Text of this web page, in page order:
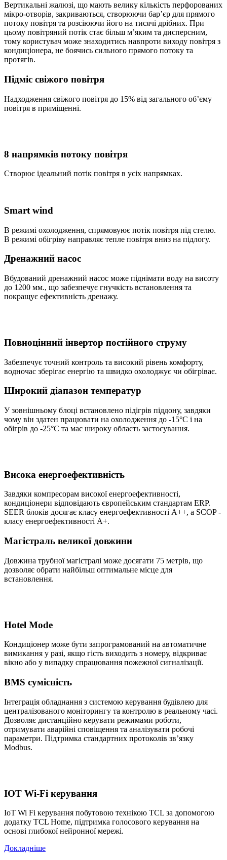
Вертикальні жалюзі, що мають велику кількість перфорованих
мікро-отворів, закриваються, створюючи бар’єр для прямого
потоку повітря та розсіюючи його на тисячі дрібних. При
цьому повітряний потік стає більш м’яким та дисперсним,
тому користувач може знаходитись навпроти виходу повітря з
кондиціонера, не боячись сильного прямого потоку та
протягів.
Підміс свіжого повітря
Надходження свіжого повітря до 15% від загального об’єму
повітря в приміщенні.
8 напрямків потоку повітря
Створює ідеальний потік повітря в усіх напрямках.
Smart wind
В режимі охолодження, спрямовуює потік повітря під стелю.
В режимі обігріву направляє тепле повітря вниз на підлогу.
Дренажний насос
Вбудований дренажний насос може піднімати воду на висоту
до 1200 мм., що забезпечує гнучкість встановлення та
покращує ефективність дренажу.
Повноцінний інвертор постійного струму
Забезпечує точний контроль та високий рівень комфорту,
водночас зберігає енергію та швидко охолоджує чи обігріває.
Широкий діапазон температур
У зовнішньому блоці встановлено підігрів піддону, завдяки
чому він здатен працювати на охолодження до -15°С і на
обігрів до -25°С та має широку область застосування.
Висока енергоефективність
Завдяки компресорам високої енергоефективності,
кондиціонери відповідають європейським стандартам ERP.
SEER блоків досягає класу енергоефективності А++, а SCOP -
класу енергоефективності А+.
Магістраль великої довжини
Довжина трубної магістралі може досягати 75 метрів, що
дозволяє обрати найбільш оптимальне місце для
встановлення.
Hotel Mode
Кондиціонер може бути запрограмований на автоматичне
вимикання у разі, якщо гість виходить з номеру, відкриває
вікно або у випадку спрацювання пожежної сигналізації.
BMS сумісність
Інтеграція обладнання з системою керування будівлею для
централізованого моніторингу та контролю в реальному часі.
Дозволяє дистанційно керувати режимами роботи,
отримувати аварійні сповіщення та аналізувати робочі
параметри. Підтримка стандартних протоколів зв’язку
Modbus.
IOT Wi-Fi керування
IoT Wi Fi керування побутовою технікою TCL за допомогою
додатку TCL Home, підтримка голосового керування на
основі глибокої нейронної мережі.
Докладніше